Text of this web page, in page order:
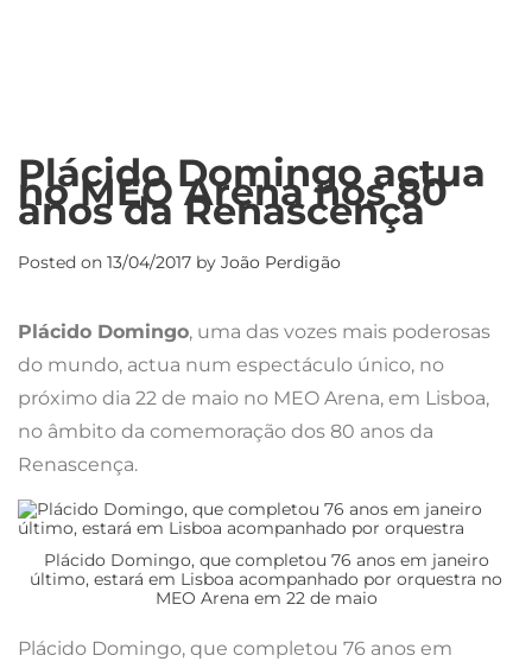
Plácido Domingo actua
no MEO Arena nos 80
anos da Renascença
Posted on 13/04/2017 by João Perdigão
Plácido Domingo, uma das vozes mais poderosas
do mundo, actua num espectáculo único, no
próximo dia 22 de maio no MEO Arena, em Lisboa,
no âmbito da comemoração dos 80 anos da
Renascença.
Plácido Domingo, que completou 76 anos em janeiro
último, estará em Lisboa acompanhado por orquestra no
MEO Arena em 22 de maio
Plácido Domingo, que completou 76 anos em